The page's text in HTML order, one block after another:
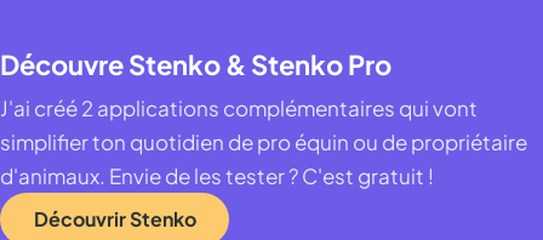
Découvre Stenko & Stenko Pro
J'ai créé 2 applications complémentaires qui vont
simplifier ton quotidien de pro équin ou de propriétaire
d'animaux. Envie de les tester ? C'est gratuit !
Découvrir Stenko